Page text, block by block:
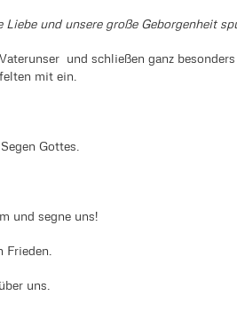
Liebe und unsere große Geborgenheit
und schließen ganz
mit ein.
Gottes.
und segne uns!
uns.